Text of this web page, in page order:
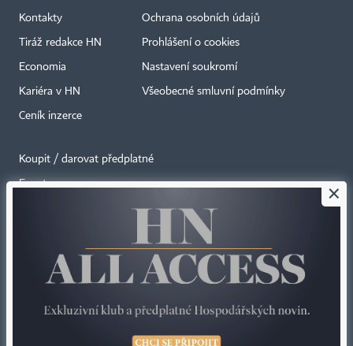
Kontakty
Tiráž redakce HN
Economia
Kariéra v HN
Ceník inzerce
Ochrana osobních údajů
Prohlášení o cookies
Nastavení soukromí
Všeobecné smluvní podmínky
Koupit / darovat předplatné
Eventy
zakázáno jakékoli užití částí nebo celku díla, zejména rozmnožování a šíření
jakýmkoli způsobem, mechanickým nebo elektronickým, v českém nebo
jiném jazyce. Bez souhlasu vydavatele je zakázáno též rozmnožování
×